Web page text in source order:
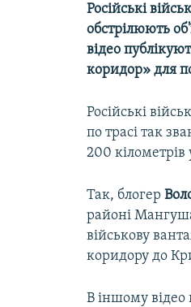
Російські
обстрілюють
відео
коридор» для
Російські
по трасі так
200 кілометрів
Так, блогер
районі
військову
коридору до
В іншому відео